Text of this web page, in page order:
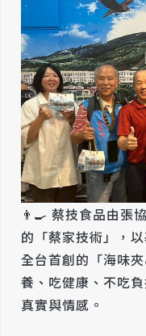
👨‍🍳 蔡技食品由張
的「蔡家技術」，
全台首創的「海味
養、吃健康、不吃
真實與情感。